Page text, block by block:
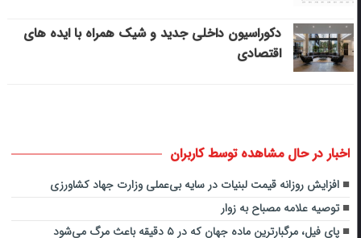
دکوراسیون داخلی جدید و شیک همراه با ایده های
اقتصادی
اخبار در حال مشاهده توسط کاربران
افزایش روزانه قیمت لبنیات در سایه بی‌عملی وزارت جهاد کشاورزی
توصیه علامه مصباح به زوار
پای فیل، مرگبارترین ماده جهان که در ۵ دقیقه باعث مرگ می‌شود